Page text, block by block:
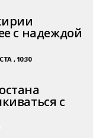
с надеждой
, 10:30
с